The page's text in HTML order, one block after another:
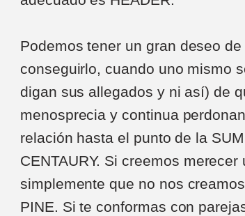
Podemos tener un gran deseo
conseguirlo, cuando uno mismo
digan sus allegados y ni así) de
menosprecia y continua
relación hasta el punto de la
CENTAURY. Si creemos
simplemente que no nos
PINE. Si te conformas con